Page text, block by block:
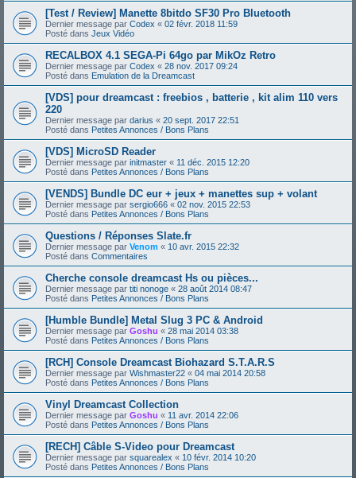
[Test / Review] Manette 8bitdo SF30 Pro Bluetooth
Dernier message par Codex « 02 févr. 2018 11:59
Posté dans Jeux Vidéo
RECALBOX 4.1 SEGA-Pi 64go par MikOz Retro
Dernier message par Codex « 28 nov. 2017 09:24
Posté dans Emulation de la Dreamcast
[VDS] pour dreamcast : freebios , batterie , kit alim 110 vers
220
Dernier message par darius « 20 sept. 2017 22:51
Posté dans Petites Annonces / Bons Plans
[VDS] MicroSD Reader
Dernier message par initmaster « 11 déc. 2015 12:20
Posté dans Petites Annonces / Bons Plans
[VENDS] Bundle DC eur + jeux + manettes sup + volant
Dernier message par sergio666 « 02 nov. 2015 22:53
Posté dans Petites Annonces / Bons Plans
Questions / Réponses Slate.fr
Dernier message par Venom « 10 avr. 2015 22:32
Posté dans Commentaires
Cherche console dreamcast Hs ou pièces...
Dernier message par titi nonoge « 28 août 2014 08:47
Posté dans Petites Annonces / Bons Plans
[Humble Bundle] Metal Slug 3 PC & Android
Dernier message par Goshu « 28 mai 2014 03:38
Posté dans Petites Annonces / Bons Plans
[RCH] Console Dreamcast Biohazard S.T.A.R.S
Dernier message par Wishmaster22 « 04 mai 2014 20:58
Posté dans Petites Annonces / Bons Plans
Vinyl Dreamcast Collection
Dernier message par Goshu « 11 avr. 2014 22:06
Posté dans Petites Annonces / Bons Plans
[RECH] Câble S-Video pour Dreamcast
Dernier message par squarealex « 10 févr. 2014 10:20
Posté dans Petites Annonces / Bons Plans